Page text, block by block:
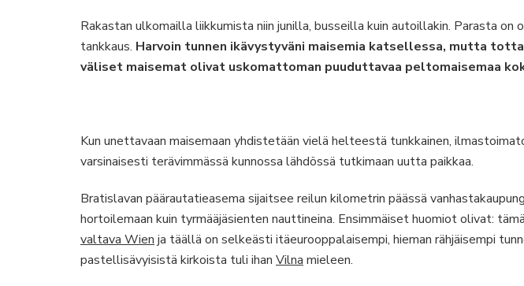
Rakastan ulkomailla liikkumista niin junilla, busseilla kuin autoillakin. Parasta on
tankkaus. Harvoin tunnen ikävystyväni maisemia katsellessa, mutta
väliset maisemat olivat uskomattoman puuduttavaa peltomaisemaa
Kun unettavaan maisemaan yhdistetään vielä helteestä tunkkainen,
varsinaisesti terävimmässä kunnossa lähdössä tutkimaan uutta paikkaa.
Bratislavan päärautatieasema sijaitsee reilun kilometrin päässä
hortoilemaan kuin tyrmääjäsienten nauttineina. Ensimmäiset huomiot olivat:
valtava Wien ja täällä on selkeästi itäeurooppalaisempi, hieman rähjäisempi
pastellisävyisistä kirkoista tuli ihan Vilna mieleen.